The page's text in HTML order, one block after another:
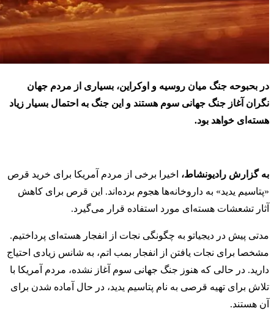
در بحبوحه جنگ میان روسیه و اوکراین، بسیاری از مردم جهان
نگران آغاز جنگ جهانی سوم هستند و این جنگ به احتمال بسیار زیاد
هسته‌ای خواهد بود.
به گزارش رادیونشاط، اخیرا برخی از مردم آمریکا برای خرید قرص
«پتاسیم یدید» به داروخانه‌ها هجوم برده‌اند. این قرص برای کاهش
آثار تشعشات هسته‌ای مورد استفاده قرار می‌گیرد.
مدتی پیش در دیجیاتو به چگونگی نجات از انفجار هسته‌ای پرداختیم.
مشخصا برای نجات یافتن از انفجار بمب اتم، به شانس زیادی احتیاج
دارید. در حالی که هنوز جنگ جهانی سوم آغاز نشده، مردم آمریکا با
تلاش برای تهیه قرصی به نام پتاسیم یدید، در حال آماده شدن برای
آن هستند.